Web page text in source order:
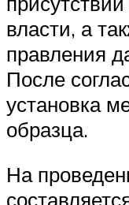
власти, а
правления
После
установка
образца.
На